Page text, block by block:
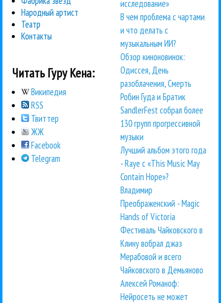
Народный артист
Театр
Контакты
Читать Гуру Кена:
Википедия
RSS
Твиттер
ЖЖ
Facebook
Telegram
исследование»
В чем проблема с чартами
и что делать с
музыкальным ИИ?
Обзор киноновинок:
Одиссея, День
разоблачения, Смерть
Робин Гуда и Братик
SandlerFest собрал более
130 групп прогрессивной
музыки
Лучший альбом этого года
- Raye с «This Music May
Contain Hope»?
Владимир
Преображенский - Magic
Hands of Victoria
Фестиваль Чайковского в
Клину вобрал джаз
Мерабовой и всего
Чайковского в Демьяново
Алексей Романоф:
Нейросеть не может